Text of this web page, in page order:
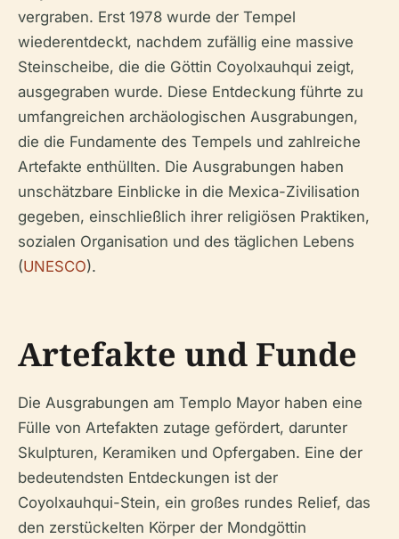
vergraben. Erst 1978 wurde der Tempel
wiederentdeckt, nachdem zufällig eine massive
Steinscheibe, die die Göttin Coyolxauhqui zeigt,
ausgegraben wurde. Diese Entdeckung führte zu
umfangreichen archäologischen Ausgrabungen,
die die Fundamente des Tempels und zahlreiche
Artefakte enthüllten. Die Ausgrabungen haben
unschätzbare Einblicke in die Mexica-Zivilisation
gegeben, einschließlich ihrer religiösen Praktiken,
sozialen Organisation und des täglichen Lebens
(UNESCO).
Artefakte und Funde
Die Ausgrabungen am Templo Mayor haben eine
Fülle von Artefakten zutage gefördert, darunter
Skulpturen, Keramiken und Opfergaben. Eine der
bedeutendsten Entdeckungen ist der
Coyolxauhqui-Stein, ein großes rundes Relief, das
den zerstückelten Körper der Mondgöttin